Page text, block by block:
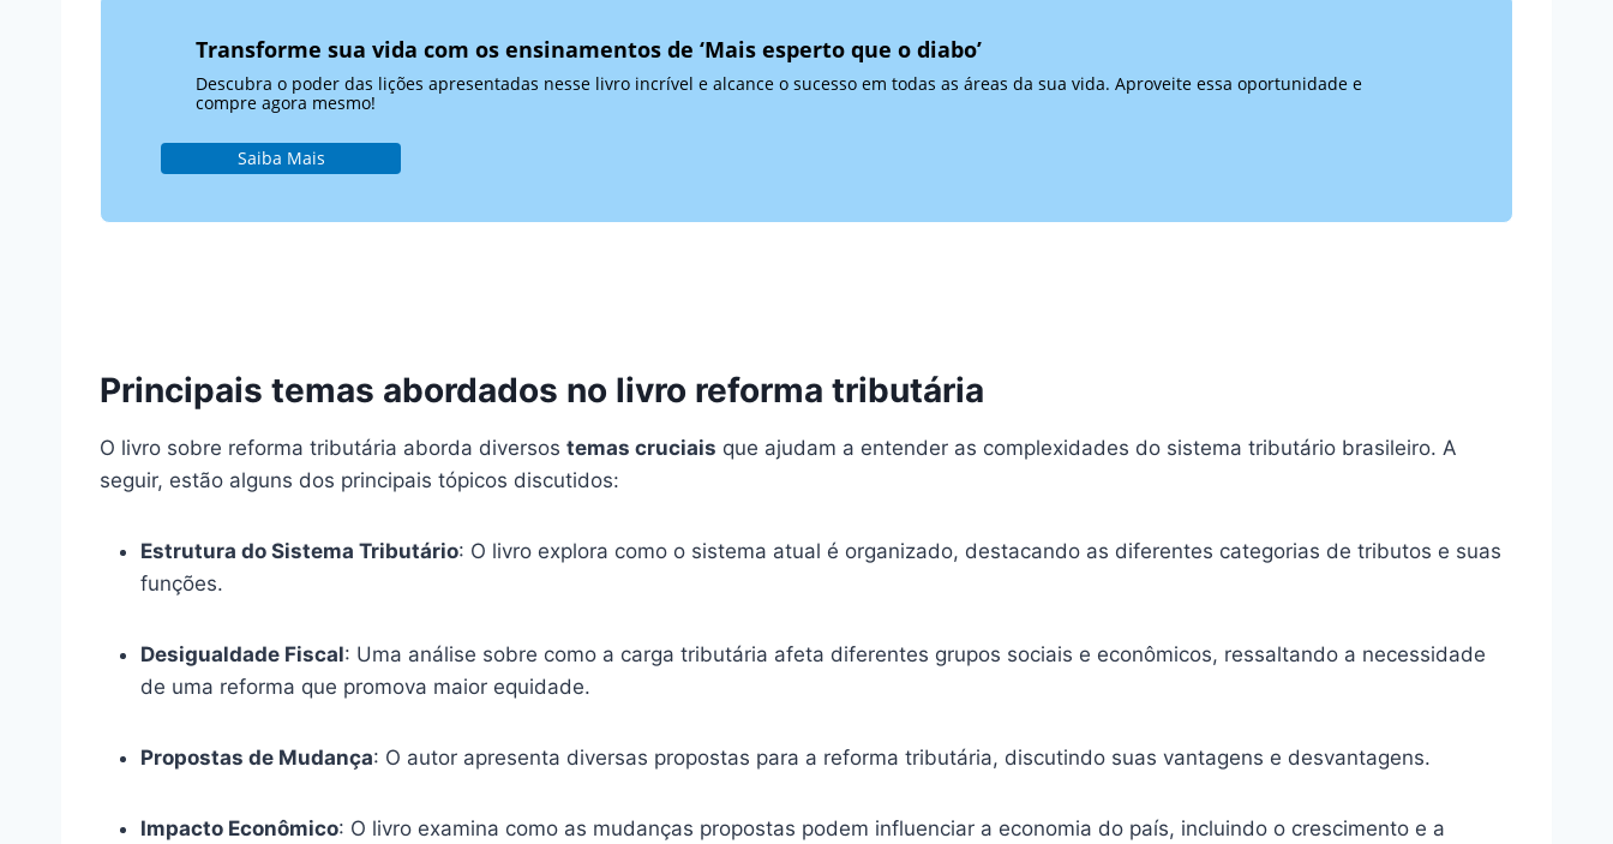
Transforme sua vida com os ensinamentos de ‘Mais esperto que o diabo’
Descubra o poder das lições apresentadas nesse livro incrível e alcance o sucesso em todas as áreas da sua vida. Aproveite essa oportunidade e
compre agora mesmo!
Saiba Mais
Principais temas abordados no livro reforma tributária
O livro sobre reforma tributária aborda diversos temas cruciais que ajudam a entender as complexidades do sistema tributário brasileiro. A
seguir, estão alguns dos principais tópicos discutidos:
Estrutura do Sistema Tributário: O livro explora como o sistema atual é organizado, destacando as diferentes categorias de tributos e suas
funções.
Desigualdade Fiscal: Uma análise sobre como a carga tributária afeta diferentes grupos sociais e econômicos, ressaltando a necessidade
de uma reforma que promova maior equidade.
Propostas de Mudança: O autor apresenta diversas propostas para a reforma tributária, discutindo suas vantagens e desvantagens.
Impacto Econômico: O livro examina como as mudanças propostas podem influenciar a economia do país, incluindo o crescimento e a